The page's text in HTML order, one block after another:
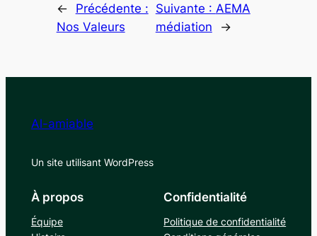
←
Précédente :
Nos Valeurs
Suivante : AEMA
médiation
→
Al-amiable
Un site utilisant WordPress
À propos
Équipe
Confidentialité
Politique de confidentialité